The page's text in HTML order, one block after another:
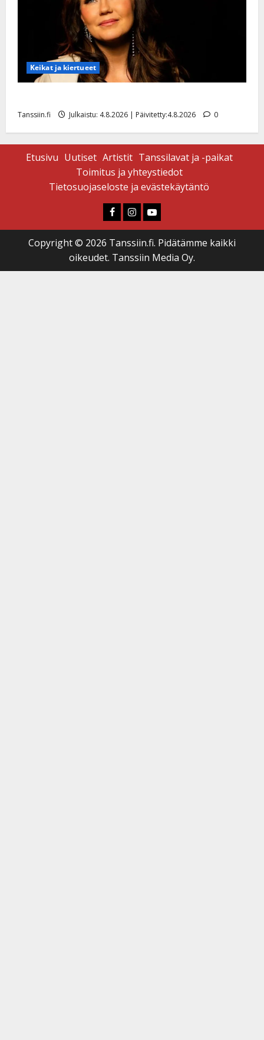
Keikat ja kiertueet
Tanssiin.fi Julkaistu: 4.8.2026 | Päivitetty:4.8.2026 0
Etusivu Uutiset Artistit Tanssilavat ja -paikat
Toimitus ja yhteystiedot
Tietosuojaseloste ja evästekäytäntö
Faceboook
Instagram
Youtube
Copyright © 2026 Tanssiin.fi. Pidätämme kaikki
oikeudet. Tanssiin Media Oy.